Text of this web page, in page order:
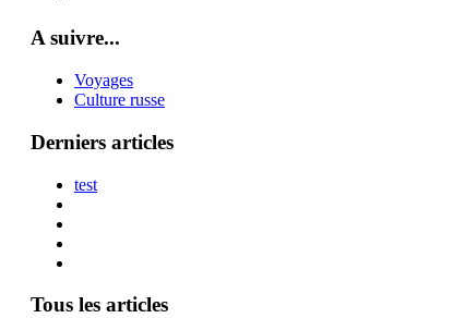
A suivre...
Voyages
Culture russe
Derniers articles
test
Tous les articles